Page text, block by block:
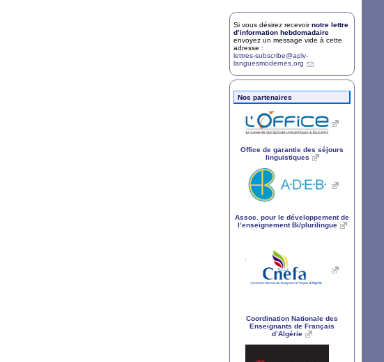
Si vous désirez recevoirnotre lettre
d’information hebdomadaire
envoyez un message vide à cette
adresse :
lettres-subscribe@aplv-
languesmodernes.org
Nos partenaires
Office de garantie des séjours
linguistiques
Assoc. pour le développement de
l’enseignement Bi/plurilingue
Coordination Nationale des
Enseignants de Français
d’Algérie